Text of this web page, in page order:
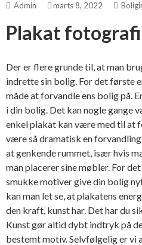
Admin marts 8, 2022
Plakat fotografi
Der er flere grunde til, at man
indrette sin bolig. For det første
måde at forvandle ens bolig på.
i din bolig. Det kan nogle gange
enkel plakat kan være med til at
være så dramatisk en
at genkende rummet, især hvis
man placerer sine møbler. For
smukke motiver give din bolig
kan man let se, at plakatens
den kraft, kunst har. Det har du
Kunst gør altid dybt indtryk på
bestemt motiv. Selvfølgelig er vi